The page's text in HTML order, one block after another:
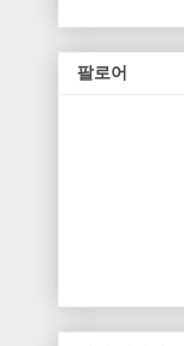
팔로어